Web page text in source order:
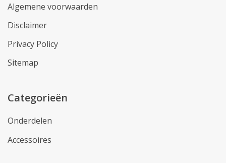
Algemene voorwaarden
Disclaimer
Privacy Policy
Sitemap
Categorieën
Onderdelen
Accessoires